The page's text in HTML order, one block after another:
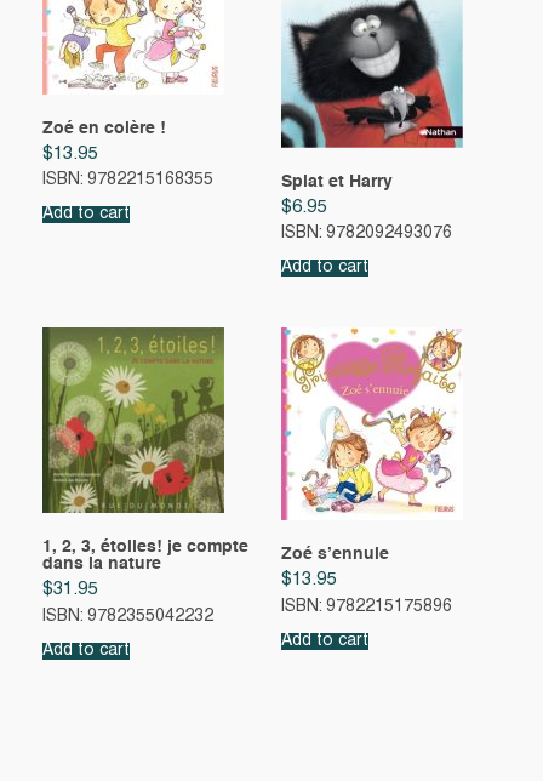
Zoé en colère !
$13.95
ISBN: 9782215168355
Add to cart
Splat et Harry
$6.95
ISBN: 9782092493076
Add to cart
1, 2, 3, étoiles! je compte
dans la nature
$31.95
ISBN: 9782355042232
Add to cart
Zoé s’ennuie
$13.95
ISBN: 9782215175896
Add to cart